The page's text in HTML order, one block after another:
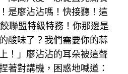
是廖沾沾嗎！快接聽！這
聯盟特級特務！你那邊是
酸味了？我們需要你的蒜
！」廖沾沾的耳朵被這聲
著對講機，困惑地喊道：